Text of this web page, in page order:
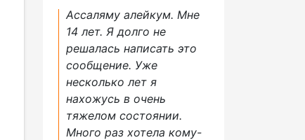
Ассаляму алейкум. Мне
14 лет. Я долго не
решалась написать это
сообщение. Уже
несколько лет я
нахожусь в очень
тяжелом состоянии.
Много раз хотела кому-